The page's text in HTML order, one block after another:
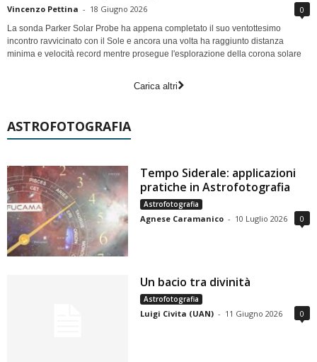
Vincenzo Pettina - 18 Giugno 2026 0
La sonda Parker Solar Probe ha appena completato il suo ventottesimo
incontro ravvicinato con il Sole e ancora una volta ha raggiunto distanza
minima e velocità record mentre prosegue l'esplorazione della corona solare
Carica altri
ASTROFOTOGRAFIA
Tempo Siderale: applicazioni
pratiche in Astrofotografia
Astrofotografia
Agnese Caramanico - 10 Luglio 2026 0
Un bacio tra divinità
Astrofotografia
Luigi Civita (UAN) - 11 Giugno 2026 0